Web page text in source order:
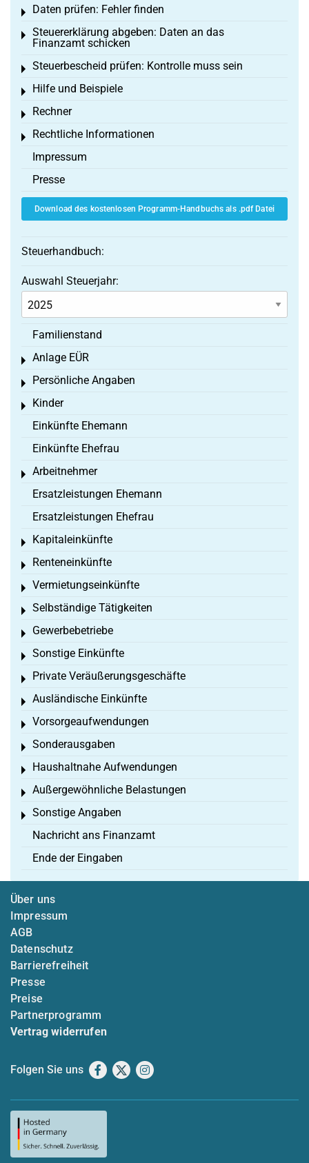
Daten prüfen: Fehler finden
Toggle menu
Steuererklärung abgeben: Daten an das
Finanzamt schicken
Toggle menu
Steuerbescheid prüfen: Kontrolle muss sein
Toggle menu
Hilfe und Beispiele
Toggle menu
Rechner
Toggle menu
Rechtliche Informationen
Toggle menu
Impressum
Presse
Download des kostenlosen Programm-Handbuchs als .pdf Datei
Steuerhandbuch:
Auswahl Steuerjahr:
Familienstand
Anlage EÜR
Toggle menu
Persönliche Angaben
Toggle menu
Kinder
Toggle menu
Einkünfte Ehemann
Einkünfte Ehefrau
Arbeitnehmer
Toggle menu
Ersatzleistungen Ehemann
Ersatzleistungen Ehefrau
Kapitaleinkünfte
Toggle menu
Renteneinkünfte
Toggle menu
Vermietungseinkünfte
Toggle menu
Selbständige Tätigkeiten
Toggle menu
Gewerbebetriebe
Toggle menu
Sonstige Einkünfte
Toggle menu
Private Veräußerungsgeschäfte
Toggle menu
Ausländische Einkünfte
Toggle menu
Vorsorgeaufwendungen
Toggle menu
Sonderausgaben
Toggle menu
Haushaltnahe Aufwendungen
Toggle menu
Außergewöhnliche Belastungen
Toggle menu
Sonstige Angaben
Toggle menu
Nachricht ans Finanzamt
Ende der Eingaben
Über uns
Impressum
AGB
Datenschutz
Barrierefreiheit
Presse
Preise
Partnerprogramm
Vertrag widerrufen
Folgen Sie uns Facebook
X Instagram